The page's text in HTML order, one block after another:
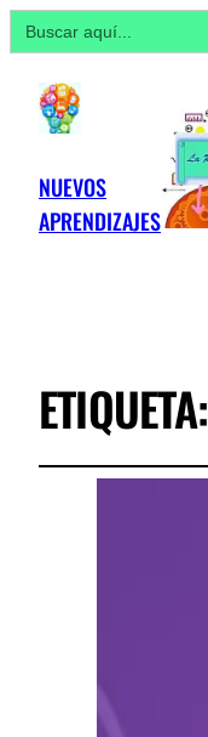
Buscar:
NUEVOS
APRENDIZAJES
ETIQUETA: